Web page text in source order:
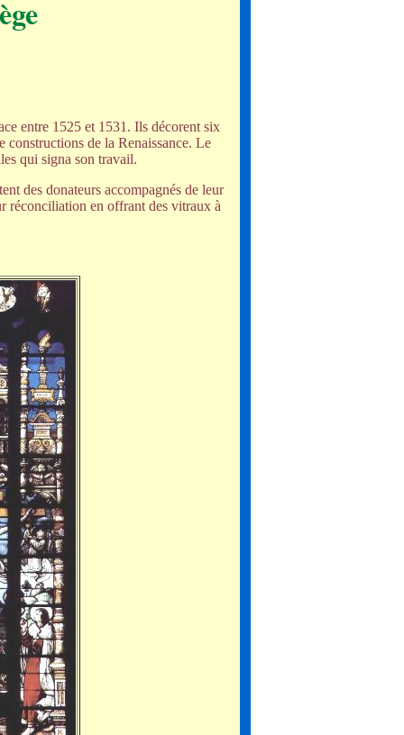
entre 1525 et 1531. Ils décorent six
constructions de la Renaissance. Le
qui signa son travail.
des donateurs accompagnés de leur
réconciliation en offrant des vitraux à